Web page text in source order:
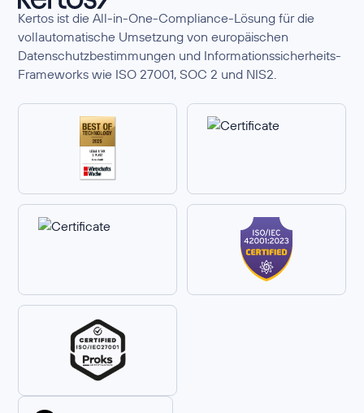
Kertos ist die All-in-One-Compliance-Lösung für die
vollautomatische Umsetzung von europäischen
Datenschutzbestimmungen und Informationssicherheits-
Frameworks wie ISO 27001, SOC 2 und NIS2.